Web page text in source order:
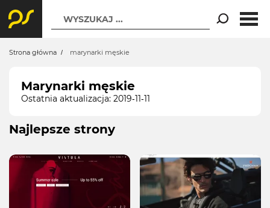
WYSZUKAJ ...
Strona główna marynarki męskie
Marynarki męskie
Ostatnia aktualizacja: 2019-11-11
Najlepsze strony